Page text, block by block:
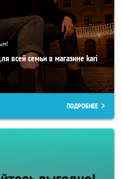
всей семьи в магазине kari
ПОДРОБНЕЕ